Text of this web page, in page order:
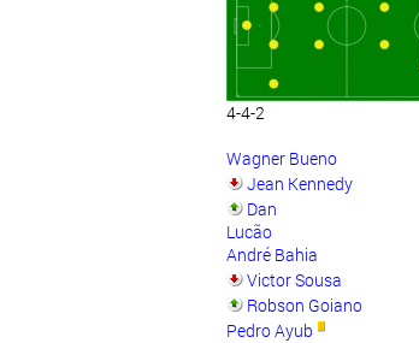
4-4-2
Wagner Bueno
Jean Kennedy
Dan
Lucão
André Bahia
Victor Sousa
Robson Goiano
Pedro Ayub